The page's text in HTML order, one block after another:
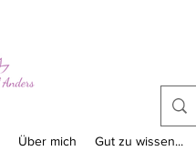
Über mich Gut zu wissen...